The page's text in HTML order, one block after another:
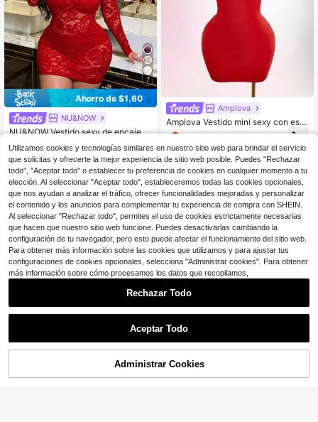
7
Ahorro de $1.60
NU&NOW
NU&NOW Vestido sexy de encaje tr
s descubiertos y manga larga
$12.39 -11%
Amplova
Amplova Vestido mini sexy con esp
alda descubierta, de moda y ajusta
8
¡68% DE DESCUENTO!
Utilizamos cookies y tecnologías similares en nuestro sitio web para brindar el servicio
que solicitas y ofrecerte la mejor experiencia de sitio web posible. Puedes "Rechazar
todo", "Aceptar todo" o establecer tu preferencia de cookies en cualquier momento a tu
elección. Al seleccionar "Aceptar todo", estableceremos todas las cookies opcionales,
que nos ayudan a analizar el tráfico, ofrecer funcionalidades mejoradas y personalizar
el contenido y los anuncios para complementar tu experiencia de compra con SHEIN.
Al seleccionar "Rechazar todo", permites el uso de cookies estrictamente necesarias
que hacen que nuestro sitio web funcione. Puedes desactivarlas cambiando la
configuración de tu navegador, pero esto puede afectar el funcionamiento del sitio web.
Para obtener más información sobre las cookies que utilizamos y para ajustar tus
configuraciones de cookies opcionales, selecciona "Administrar cookies". Para obtener
más información sobre cómo procesamos los datos que recopilamos,
Rechazar Todo
Aceptar Todo
Administrar Cookies